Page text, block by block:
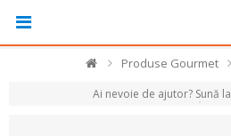
Produse Gourmet
Ai nevoie de ajutor? Sună la